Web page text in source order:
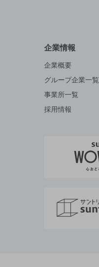
企業情報
企業概要
グループ企業一覧
事業所一覧
採用情報